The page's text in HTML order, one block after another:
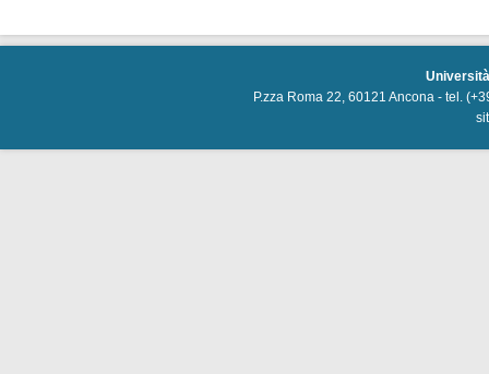
P.zza Roma 22, 60121 Ancona - tel.